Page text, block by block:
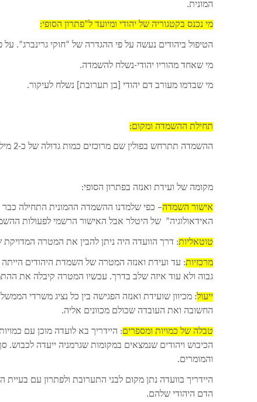
המונית.
מי נכנס בקטגוריה של יהודי ומיועד ל”פתרון הסופי:
הטיפול ביהודים נעשה על פי ההגדרה של “חוקי גרינברג”.
מי שאחד מהוריו יהודי-נשלח להשמדה.
מי שבדמו מעורב דם יהודי [בן תערובת] נשלח לעיקור.
תחילת ההשמדה ומקום:
ההשמדה תתרחש בפולין שם מרוכזים כמות גדולה של כ-2 מיליון יהודים חולים וחלשים שאינם מותאמים לעבודה.
מקומה של ועידת ואנזה בפתרון הסופי:
אישור השמדה
האידאולוגיה” של היטלר אבל האישור הרשמי לפעולות
טוטאליות: דרך הוועדה היה ניתן להבין את המטרה
מרכזיות: עד ועידת ואנזה המטרה של השמדת היהודים
גבוה ולא עוד איזה שלב בדרך. עכשיו המטרה קיבלה את
ייעול: מכיוון שועידת ואנזה הפגישה בין כל נציג משרדי
החשובה ואת העובדה שכולם מכוונים אליה.
טבלה של כמויות ומספרים: היידריך בא לועדה מוכן עם
והמומרים.
היידריך בוועדה נתן מקום לבני התערובת ולפתרון עם
הדם היהודי שלהם.